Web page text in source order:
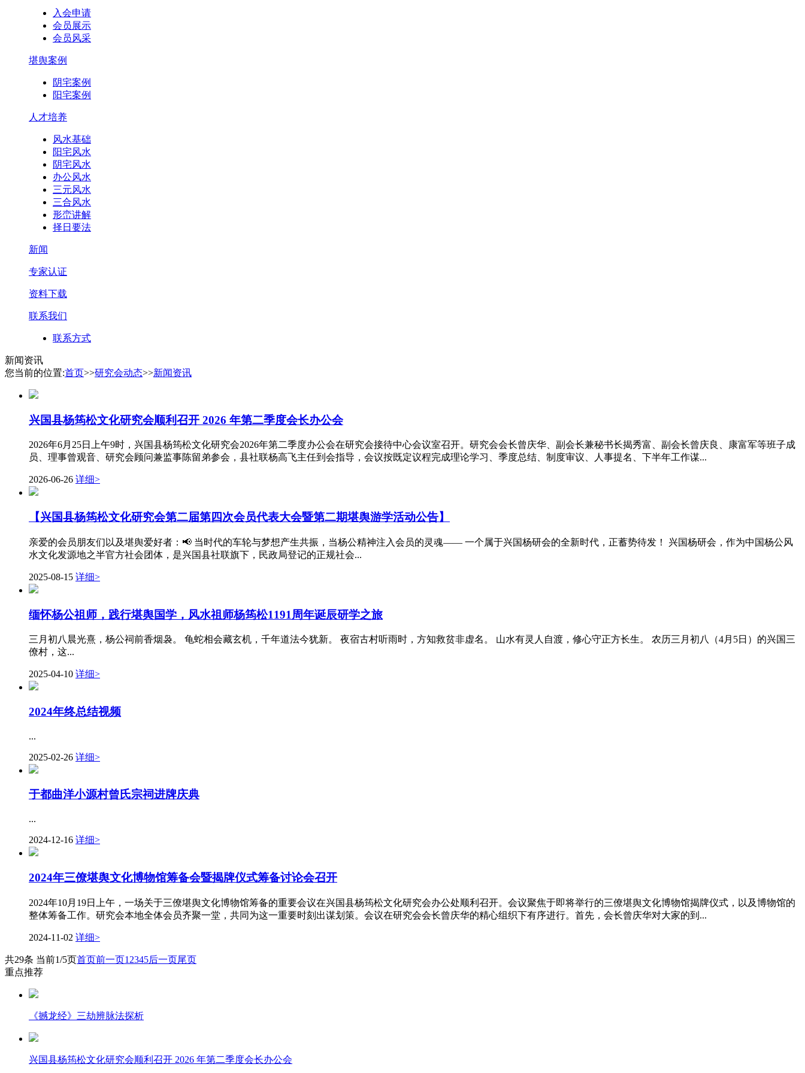
入会申请
会员展示
会员风采
堪舆案例
阴宅案例
阳宅案例
人才培养
风水基础
阳宅风水
阴宅风水
办公风水
三元风水
三合风水
形峦讲解
择日要法
新闻
专家认证
资料下载
联系我们
联系方式
新闻资讯
您当前的位置:首页>>研究会动态>>新闻资讯
兴国县杨筠松文化研究会顺利召开 2026 年第二季度会长办公会
2026年6月25日上午9时，兴国县杨筠松文化研究会2026年第二季度办公会在研究会接待中心会议室召开。研究会会长曾庆华、副会长兼秘书长揭秀富、副会长曾庆良、康富军等班子成
员、理事曾观音、研究会顾问兼监事陈留弟参会，县社联杨高飞主任到会指导，会议按既定议程完成理论学习、季度总结、制度审议、人事提名、下半年工作谋...
2026-06-26 详细>
【兴国县杨筠松文化研究会第二届第四次会员代表大会暨第二期堪舆游学活动公告】
亲爱的会员朋友们以及堪舆爱好者：📢 当时代的车轮与梦想产生共振，当杨公精神注入会员的灵魂—— 一个属于兴国杨研会的全新时代，正蓄势待发！ 兴国杨研会，作为中国杨公风
水文化发源地之半官方社会团体，是兴国县社联旗下，民政局登记的正规社会...
2025-08-15 详细>
缅怀杨公祖师，践行堪舆国学，风水祖师杨筠松1191周年诞辰研学之旅
三月初八晨光熹，杨公祠前香烟袅。 龟蛇相会藏玄机，千年道法今犹新‌。 夜宿古村听雨时，方知救贫非虚名。 山水有灵人自渡，修心守正方长生‌。 农历三月初八（4月5日）的兴国三
僚村，这...
2025-04-10 详细>
2024年终总结视频
...
2025-02-26 详细>
于都曲洋小源村曾氏宗祠进牌庆典
...
2024-12-16 详细>
2024年三僚堪舆文化博物馆筹备会暨揭牌仪式筹备讨论会召开
2024年10月19日上午，一场关于三僚堪舆文化博物馆筹备的重要会议在兴国县杨筠松文化研究会办公处顺利召开。会议聚焦于即将举行的三僚堪舆文化博物馆揭牌仪式，以及博物馆的
整体筹备工作。研究会本地全体会员齐聚一堂，共同为这一重要时刻出谋划策。会议在研究会会长曾庆华的精心组织下有序进行。首先，会长曾庆华对大家的到...
2024-11-02 详细>
共29条 当前1/5页首页前一页1 2345后一页尾页
重点推荐
《撼龙经》三劫辨脉法探析
兴国县杨筠松文化研究会顺利召开 2026 年第二季度会长办公会